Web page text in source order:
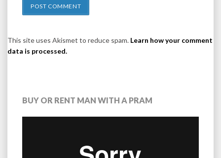
This site uses Akismet to reduce spam. Learn how your comment
data is processed.
BUY OR RENT MAN WITH A PRAM